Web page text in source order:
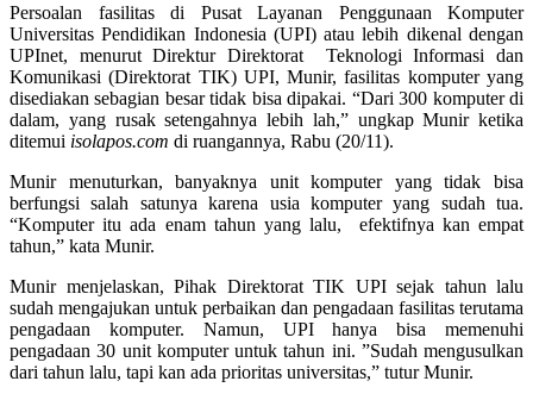
Persoalan fasilitas di Pusat Layanan Penggunaan Komputer
Universitas Pendidikan Indonesia (UPI) atau lebih dikenal dengan
UPInet, menurut Direktur Direktorat Teknologi Informasi dan
Komunikasi (Direktorat TIK) UPI, Munir, fasilitas komputer yang
disediakan sebagian besar tidak bisa dipakai. “Dari 300 komputer di
dalam, yang rusak setengahnya lebih lah,” ungkap Munir ketika
ditemui isolapos.com di ruangannya, Rabu (20/11).
Munir menuturkan, banyaknya unit komputer yang tidak bisa
berfungsi salah satunya karena usia komputer yang sudah tua.
“Komputer itu ada enam tahun yang lalu, efektifnya kan empat
tahun,” kata Munir.
Munir menjelaskan, Pihak Direktorat TIK UPI sejak tahun lalu
sudah mengajukan untuk perbaikan dan pengadaan fasilitas terutama
pengadaan komputer. Namun, UPI hanya bisa memenuhi
pengadaan 30 unit komputer untuk tahun ini. ”Sudah mengusulkan
dari tahun lalu, tapi kan ada prioritas universitas,” tutur Munir.